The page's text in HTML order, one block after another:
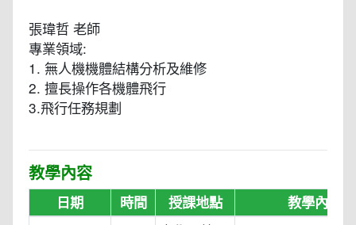
張瑋哲 老師
專業領域:
1. 無人機機體結構分析及維修
2. 擅長操作各機體飛行
3.飛行任務規劃
教學內容
日期 時間 授課地點 教學內容